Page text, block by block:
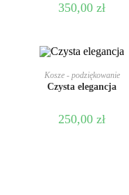
350,00zł
DODAJ DO KOSZYKA
Kosze - podziękowanie
Czysta elegancja
250,00zł